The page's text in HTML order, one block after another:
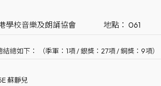
學校音樂及朗誦協會 地點： 061
總如下： （季軍：1項 / 銀獎：27項 / 銅獎：9項）
蘇靜兒